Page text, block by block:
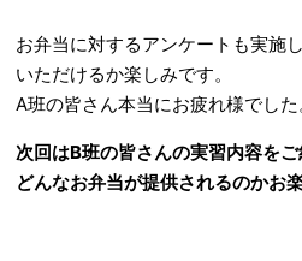
お弁当に対するアンケートも実施
いただけるか楽しみです。
A班の皆さん本当にお疲れ様でした
次回はB班の皆さんの実習内容をご
どんなお弁当が提供されるのかお